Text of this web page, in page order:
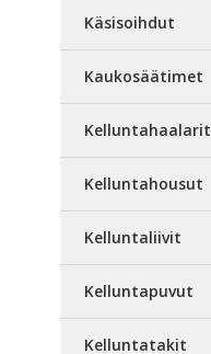
Käsisoihdut
Kaukosäätimet
Kelluntahaalarit
Kelluntahousut
Kelluntaliivit
Kelluntapuvut
Kelluntatakit